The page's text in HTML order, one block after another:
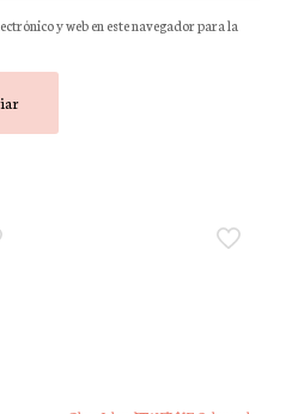
y web en este navegador para la